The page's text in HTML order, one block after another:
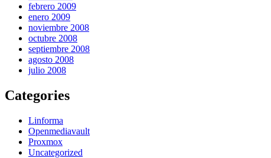
febrero 2009
enero 2009
noviembre 2008
octubre 2008
septiembre 2008
agosto 2008
julio 2008
Categories
Linforma
Openmediavault
Proxmox
Uncategorized